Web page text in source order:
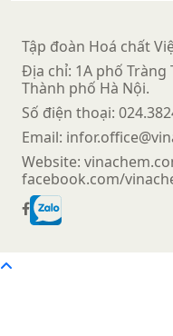
Tập đoàn Hoá chất
Địa chỉ: 1A phố Tràng
Thành phố Hà Nội.
Số điện thoại:
Email:
Website:
facebook.com/